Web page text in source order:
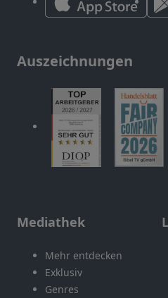
Auszeichnungen
Mediathek
Mehr entdecken
Exklusiv
Genres